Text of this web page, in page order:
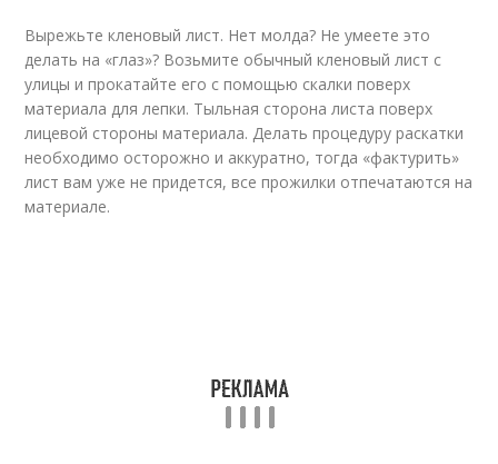
Вырежьте кленовый лист. Нет молда? Не умеете это
делать на «глаз»? Возьмите обычный кленовый лист с
улицы и прокатайте его с помощью скалки поверх
материала для лепки. Тыльная сторона листа поверх
лицевой стороны материала. Делать процедуру раскатки
необходимо осторожно и аккуратно, тогда «фактурить»
лист вам уже не придется, все прожилки отпечатаются на
материале.